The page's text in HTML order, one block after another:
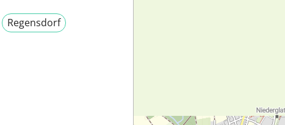
Regensdorf